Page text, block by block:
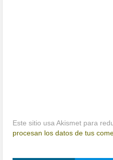
Este sitio usa Akismet para
procesan los datos de tus